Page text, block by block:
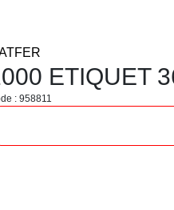
ETIQUET
: 958811